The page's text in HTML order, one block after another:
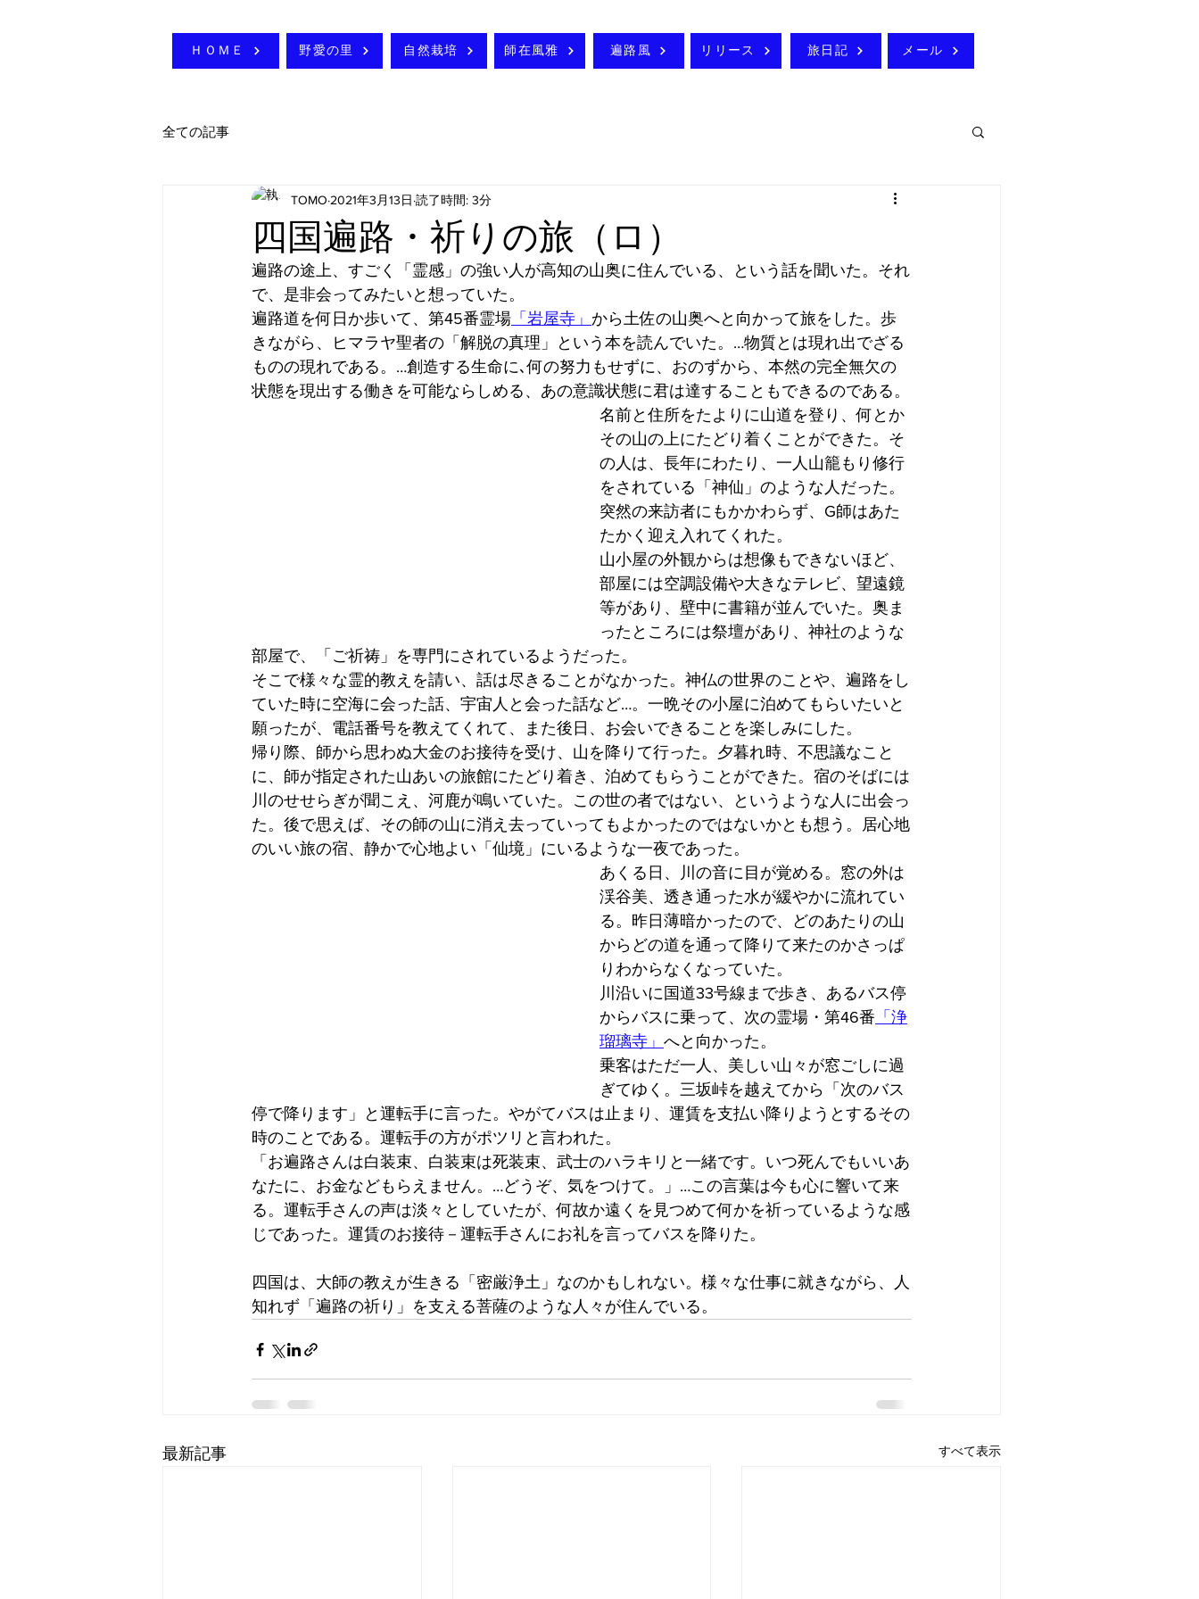
ＨＯＭＥ 野愛の里 自然栽培 師在風雅 遍路風 リリース 旅日記 メール
全ての記事
四国遍路・祈りの旅（ロ）
TOMO 2021年3月13日 読了時間: 3分
遍路の途上、すごく「霊感」の強い人が高知の山奥に住んでいる、という話を聞いた。それ
で、是非会ってみたいと想っていた。
遍路道を何日か歩いて、第45番霊場 「岩屋寺」 から土佐の山奥へと向かって旅をした。歩
きながら、ヒマラヤ聖者の「解脱の真理」という本を読んでいた。…物質とは現れ出でざる
ものの現れである。…創造する生命に､何の努力もせずに、おのずから、本然の完全無欠の
状態を現出する働きを可能ならしめる、あの意識状態に君は達することもできるのである。
名前と住所をたよりに山道を登り、何とか
その山の上にたどり着くことができた。そ
の人は、長年にわたり、一人山籠もり修行
をされている「神仙」のような人だった。
突然の来訪者にもかかわらず、G師はあた
たかく迎え入れてくれた。
山小屋の外観からは想像もできないほど、
部屋には空調設備や大きなテレビ、望遠鏡
等があり、壁中に書籍が並んでいた。奥ま
ったところには祭壇があり、神社のような
部屋で、「ご祈祷」を専門にされているようだった。
そこで様々な霊的教えを請い、話は尽きることがなかった。神仏の世界のことや、遍路をし
ていた時に空海に会った話、宇宙人と会った話など…。一晩その小屋に泊めてもらいたいと
願ったが、電話番号を教えてくれて、また後日、お会いできることを楽しみにした。
帰り際、師から思わぬ大金のお接待を受け、山を降りて行った。夕暮れ時、不思議なこと
に、師が指定された山あいの旅館にたどり着き、泊めてもらうことができた。宿のそばには
川のせせらぎが聞こえ、河鹿が鳴いていた。この世の者ではない、というような人に出会っ
た。後で思えば、その師の山に消え去っていってもよかったのではないかとも想う。居心地
のいい旅の宿、静かで心地よい「仙境」にいるような一夜であった。
あくる日、川の音に目が覚める。窓の外は
渓谷美、透き通った水が緩やかに流れてい
る。昨日薄暗かったので、どのあたりの山
からどの道を通って降りて来たのかさっぱ
りわからなくなっていた。
川沿いに国道33号線まで歩き、あるバス停
からバスに乗って、次の霊場・第46番 「浄
瑠璃寺」 へと向かった。
乗客はただ一人、美しい山々が窓ごしに過
ぎてゆく。三坂峠を越えてから「次のバス
停で降ります」と運転手に言った。やがてバスは止まり、運賃を支払い降りようとするその
時のことである。運転手の方がポツリと言われた。
「お遍路さんは白装束、白装束は死装束、武士のハラキリと一緒です。いつ死んでもいいあ
なたに、お金などもらえません。…どうぞ、気をつけて。」…この言葉は今も心に響いて来
る。運転手さんの声は淡々としていたが、何故か遠くを見つめて何かを祈っているような感
じであった。運賃のお接待－運転手さんにお礼を言ってバスを降りた。
四国は、大師の教えが生きる「密厳浄土」なのかもしれない。様々な仕事に就きながら、人
知れず「遍路の祈り」を支える菩薩のような人々が住んでいる。
最新記事 すべて表示